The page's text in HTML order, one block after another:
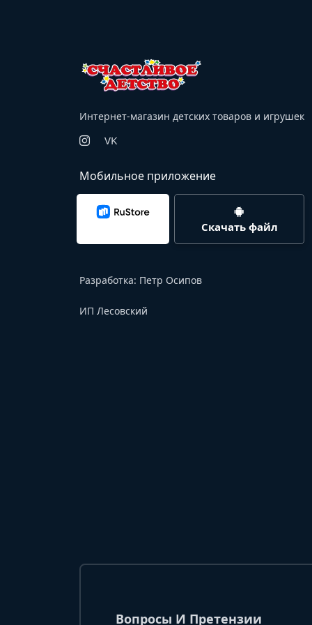
Интернет-магазин детских товаров и игрушек
VK
Мобильное приложение
Скачать файл
Разработка: Петр Осипов
ИП Лесовский
Вопросы И Претензии